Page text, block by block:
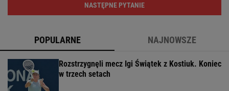
NASTĘPNE PYTANIE
POPULARNE NAJNOWSZE
Rozstrzygnęli mecz Igi Świątek z Kostiuk. Koniec
w trzech setach